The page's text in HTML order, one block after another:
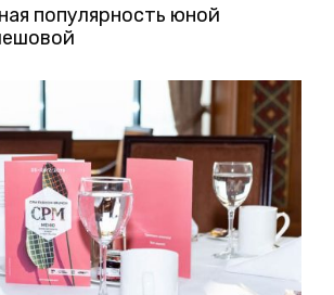
популярность юной